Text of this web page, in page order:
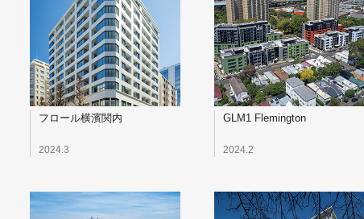
フロール横濱関内
2024.3
GLM1 Flemington
2024.2